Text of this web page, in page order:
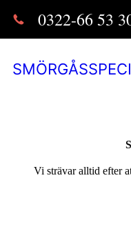
0322-66 53
Vi strävar alltid efter